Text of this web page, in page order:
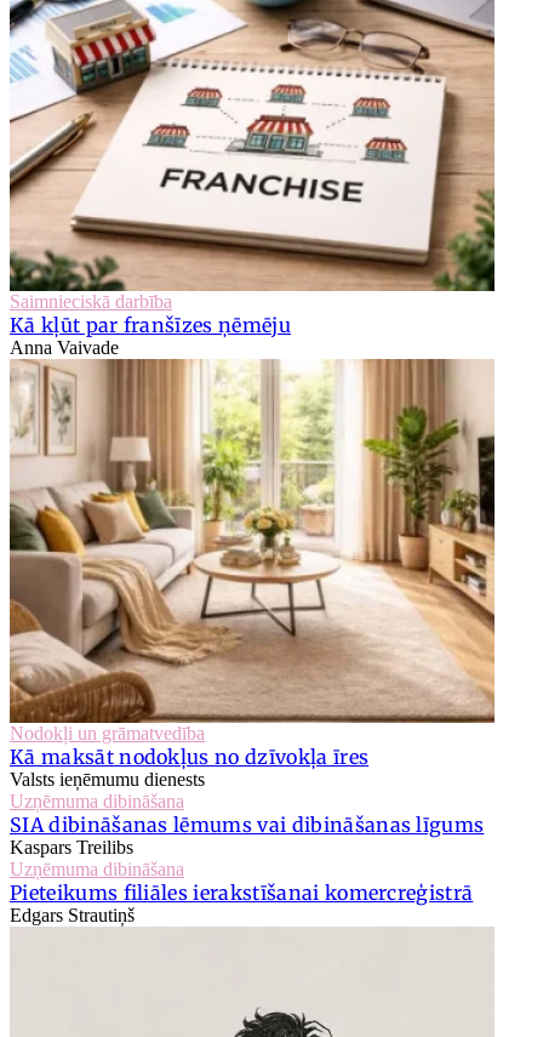
Saimnieciskā darbība
Kā kļūt par franšīzes ņēmēju
Anna Vaivade
Nodokļi un grāmatvedība
Kā maksāt nodokļus no dzīvokļa īres
Valsts ieņēmumu dienests
Uzņēmuma dibināšana
SIA dibināšanas lēmums vai dibināšanas līgums
Kaspars Treilibs
Uzņēmuma dibināšana
Pieteikums filiāles ierakstīšanai komercreģistrā
Edgars Strautiņš